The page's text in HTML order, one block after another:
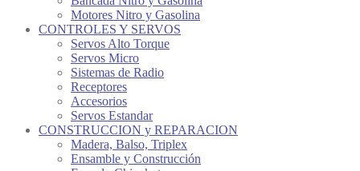
Motores Nitro y Gasolina
CONTROLES Y SERVOS
Servos Alto Torque
Servos Micro
Sistemas de Radio
Receptores
Accesorios
Servos Estandar
CONSTRUCCION y REPARACION
Madera, Balso, Triplex
Ensamble y Construcción